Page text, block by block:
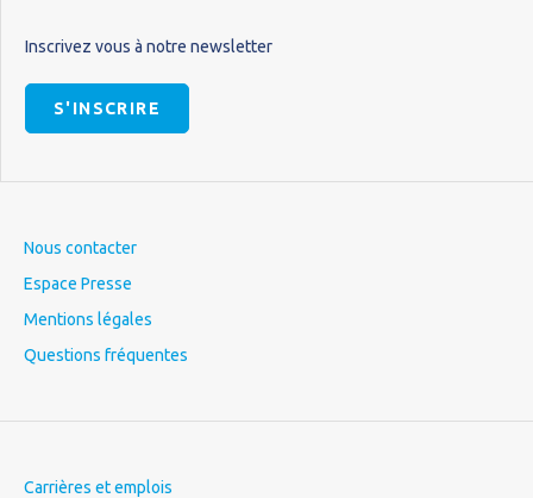
Inscrivez vous à notre newsletter
S'INSCRIRE
Nous contacter
Espace Presse
Mentions légales
Questions fréquentes
Carrières et emplois